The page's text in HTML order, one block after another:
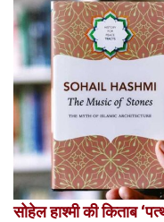
सोहेल हाश्मी की किताब